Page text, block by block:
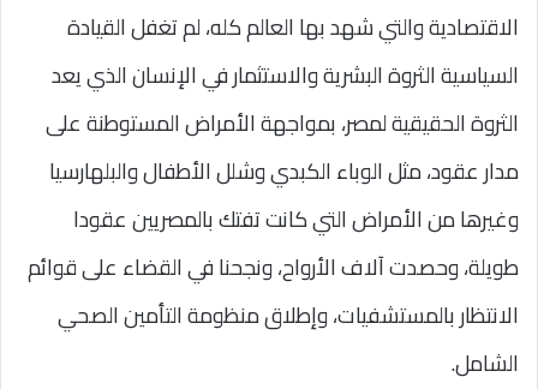
الاقتصادية والتي شهد بها العالم كله، لم تغفل القيادة
السياسية الثروة البشرية والاستثمار في الإنسان الذي يعد
الثروة الحقيقية لمصر، بمواجهة الأمراض المستوطنة على
مدار عقود، مثل الوباء الكبدي وشلل الأطفال والبلهارسيا
وغيرها من الأمراض التي كانت تفتك بالمصريين عقودا
طويلة، وحصدت آلاف الأرواح، ونجحنا في القضاء على قوائم
الانتظار بالمستشفيات، وإطلاق منظومة التأمين الصحي
الشامل.